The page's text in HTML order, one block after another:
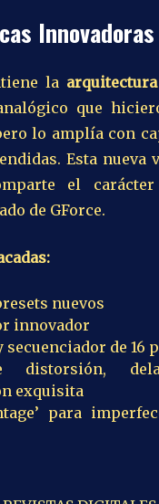
Innovadoras
la
que
lo amplía con
Esta nueva
el
de GForce.
nuevos
innovador
de 16
distorsión,
exquisita
para